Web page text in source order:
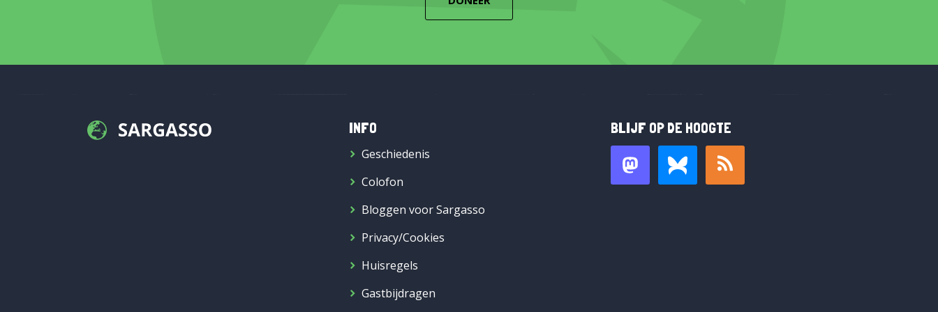
INFO
Geschiedenis
Colofon
Bloggen voor Sargasso
Privacy/Cookies
Huisregels
Gastbijdragen
BLIJF OP DE HOOGTE